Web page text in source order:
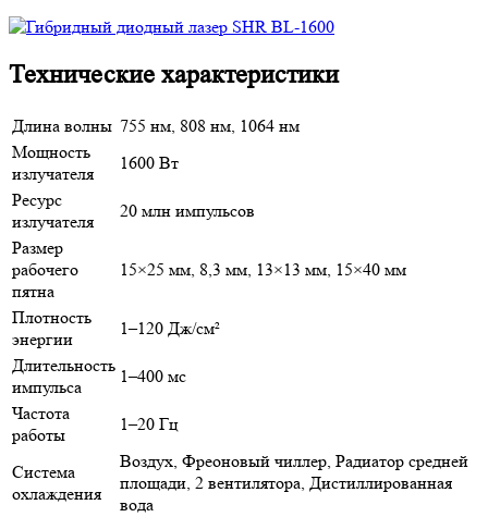
Технические характеристики
Длина волны 755 нм, 808 нм, 1064 нм
Мощность
излучателя
1600 Вт
Ресурс
излучателя
20 млн импульсов
Размер
рабочего
пятна
15×25 мм, 8,3 мм, 13×13 мм, 15×40 мм
Плотность
энергии
1–120 Дж/см²
Длительность
импульса
1–400 мс
Частота
работы
1–20 Гц
Система
охлаждения
Воздух, Фреоновый чиллер, Радиатор средней
площади, 2 вентилятора, Дистиллированная
вода